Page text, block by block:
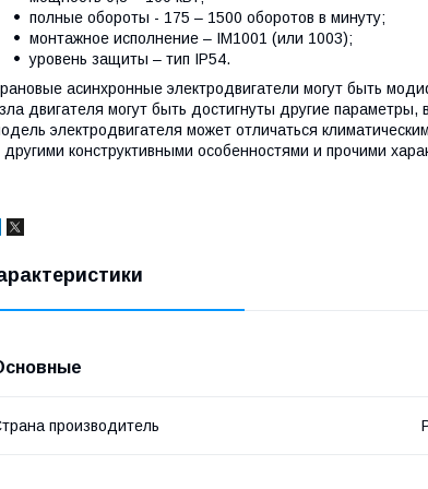
полные обороты - 175 – 1500 оборотов в минуту;
монтажное исполнение – ІМ1001 (или 1003);
уровень защиты – тип IP54.
асинхронные электродвигатели могут быть
двигателя могут быть достигнуты другие
электродвигателя может отличаться
другими конструктивными особенностями и прочими
производитель